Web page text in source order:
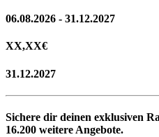
06.08.2026 - 31.12.2027
XX,XX€
31.12.2027
Sichere dir deinen exklusiven
16.200 weitere Angebote.